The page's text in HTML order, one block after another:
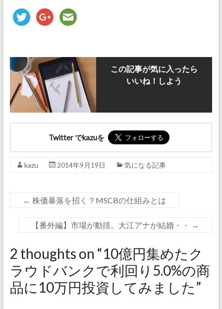
この記事が気に入ったら
いいね！しよう
Twitter でkazuを
kazu 2014年9月19日 気になる記事
← 株価暴落を招く？MSCBの仕組みとは
【番外編】市場が動揺。大江アナが結婚・・ →
2 thoughts on “10億円集めたク
ラウドバンクで利回り5.0%の商
品に10万円投資してみました”